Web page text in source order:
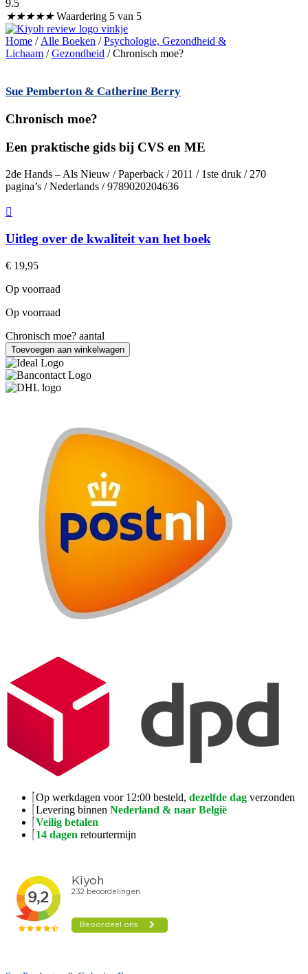
9.5
★★★★★ Waardering 5 van 5
Home / Alle Boeken /Psychologie, Gezondheid &
Lichaam /Gezondheid / Chronisch moe?
Sue Pemberton & Catherine Berry
Chronisch moe?
Een praktische gids bij CVS en ME
2de Hands – Als Nieuw / Paperback / 2011 / 1ste druk / 270
pagina’s / Nederlands / 9789020204636
Uitleg over de kwaliteit van het boek
€ 19,95
Op voorraad
Op voorraad
Chronisch moe? aantal
Toevoegen aan winkelwagen
Op werkdagen voor 12:00 besteld, dezelfde dag verzonden
Levering binnen Nederland & naar België
Veilig betalen
14 dagen retourtermijn